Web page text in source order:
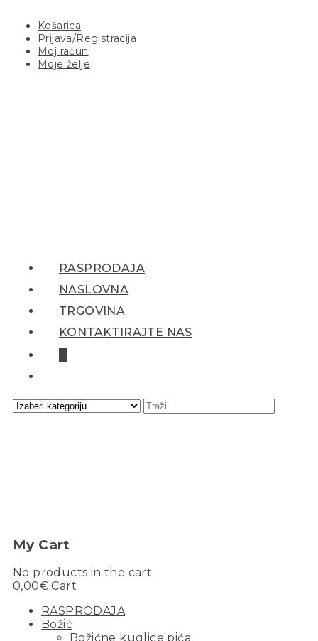
Košarica
Prijava/Registracija
Moj račun
Moje želje
RASPRODAJA
NASLOVNA
TRGOVINA
KONTAKTIRAJTE NAS
My Cart
No products in the cart.
0,00€ Cart
RASPRODAJA
Božić
Božićne kuglice pića